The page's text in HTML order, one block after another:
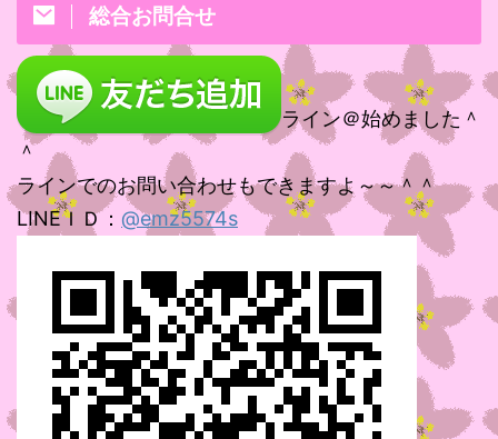
総合お問合せ
ライン＠始めました＾
＾
ラインでのお問い合わせもできますよ～～＾＾
LINEＩＤ： @emz5574s